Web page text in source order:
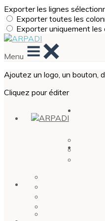
Exporter les lignes
Exporter toutes les
Exporter uniquement
Menu
Ajoutez un logo, un bouton,
Cliquez pour éditer